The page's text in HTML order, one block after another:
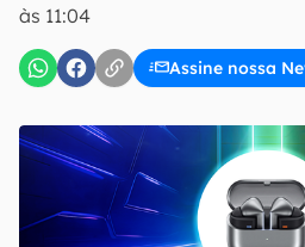
às 11:04
Assine nossa
Uso e Política de Privacidade